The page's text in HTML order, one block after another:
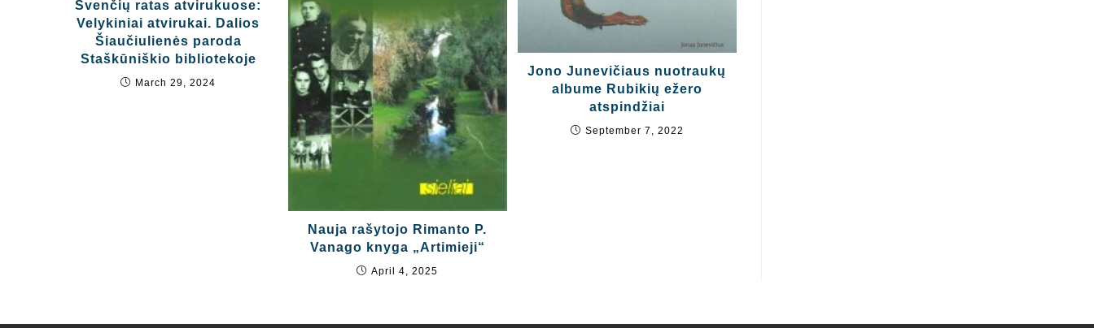
Švenčių ratas atvirukuose:
Velykiniai atvirukai. Dalios
Šiaučiulienės paroda
Staškūniškio bibliotekoje
March 29, 2024
Nauja rašytojo Rimanto P.
Vanago knyga „Artimieji“
April 4, 2025
Jono Junevičiaus nuotraukų
albume Rubikių ežero
atspindžiai
September 7, 2022